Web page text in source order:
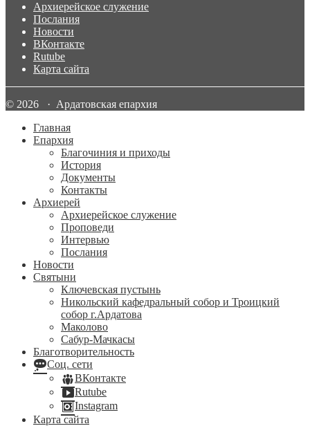
Архиерейское служение
Послания
Новости
ВКонтакте
Rutube
Карта сайта
© 2026 · Ардатовская епархия
Главная
Епархия
Благочиния и приходы
История
Документы
Контакты
Архиерей
Архиерейское служение
Проповеди
Интервью
Послания
Новости
Святыни
Ключевская пустынь
Никольский кафедральный собор и Троицкий
собор г.Ардатова
Маколово
Сабур-Мачкасы
Благотворительность
Соц. сети
ВКонтакте
Rutube
Instagram
Карта сайта